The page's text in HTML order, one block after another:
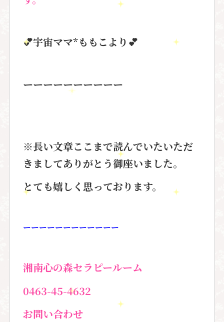
💕宇宙ママ*ももこより💕
ーーーーーーーーーー
※長い文章ここまで読んでいたいただ
きましてありがとう御座いました。
とても嬉しく思っております。
ーーーーーーーーーーーー
湘南心の森セラピールーム
0463-45-4632
お問い合わせ